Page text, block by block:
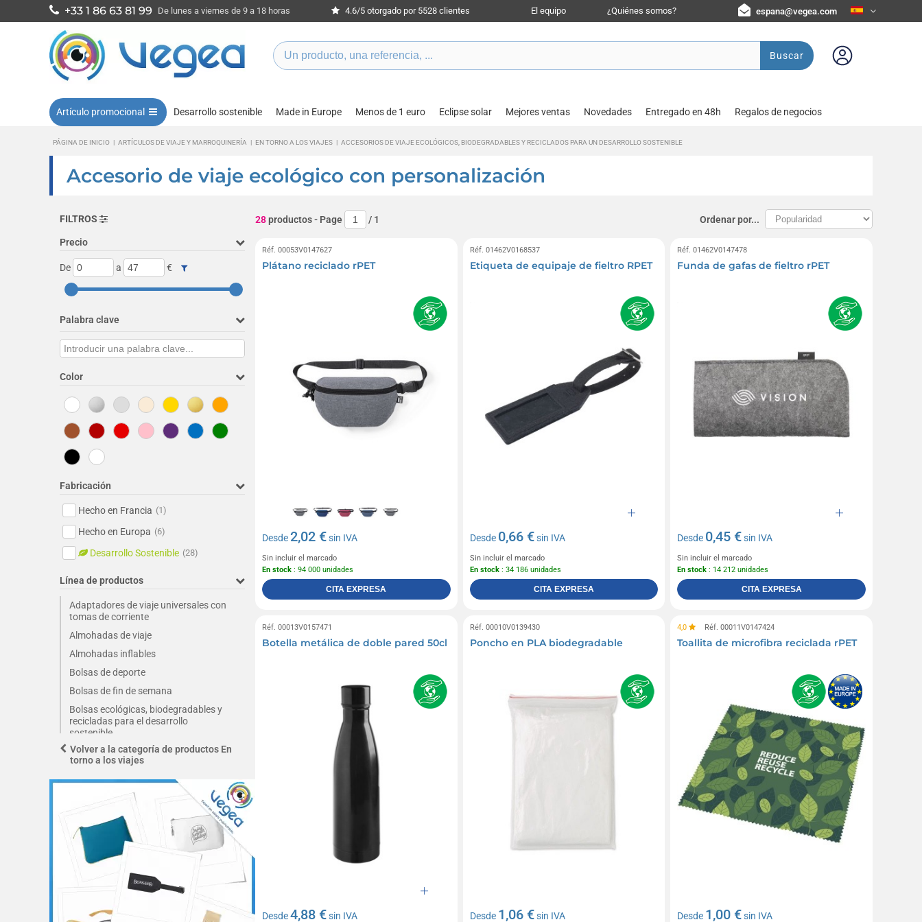
+33 1 86 63 81 99 De lunes a viernes de 9 a 18 horas 4.6/5 otorgado por 5528 clientes El equipo ¿Quiénes somos? espana@vegea.com
Buscar
Artículo promocional Desarrollo sostenible Made in Europe Menos de 1 euro Eclipse solar Mejores ventas Novedades Entregado en 48h Regalos de negocios
PÁGINA DE INICIO | ARTÍCULOS DE VIAJE Y MARROQUINERÍA | EN TORNO A LOS VIAJES | ACCESORIOS DE VIAJE ECOLÓGICOS, BIODEGRADABLES Y RECICLADOS PARA UN DESARROLLO SOSTENIBLE
Accesorio de viaje ecológico con personalización
FILTROS
Precio
De a €
Palabra clave
Color
Fabricación
Hecho en Francia (1)
Hecho en Europa (6)
Desarrollo Sostenible (28)
Línea de productos
Adaptadores de viaje universales con
tomas de corriente
Almohadas de viaje
Almohadas inflables
Bolsas de deporte
Bolsas de fin de semana
Bolsas ecológicas, biodegradables y
recicladas para el desarrollo
sostenible
Cajas y estuches para joyas
Volver a la categoría de productos En
torno a los viajes
28productos- Page / 1 Ordenar por...
Réf. 00053V0147627
Plátano reciclado rPET
Desde2,02 €sin IVA
Sin incluir el marcado
En stock : 94 000 unidades
CITA EXPRESA
Réf. 01462V0168537
Etiqueta de equipaje de fieltro RPET
Desde 0,66 €sin IVA
Sin incluir el marcado
En stock: 34 186 unidades
CITA EXPRESA
Réf. 01462V0147478
Funda de gafas de fieltro rPET
Desde 0,45 €sin IVA
Sin incluir el marcado
En stock : 14 212 unidades
CITA EXPRESA
Réf. 00013V0157471
Botella metálica de doble pared 50cl
Desde4,88 €sin IVA
Réf. 00010V0139430
Poncho en PLA biodegradable
Desde 1,06 €sin IVA
4,0 Réf. 00011V0147424
Toallita de microfibra reciclada rPET
Desde 1,00 €sin IVA